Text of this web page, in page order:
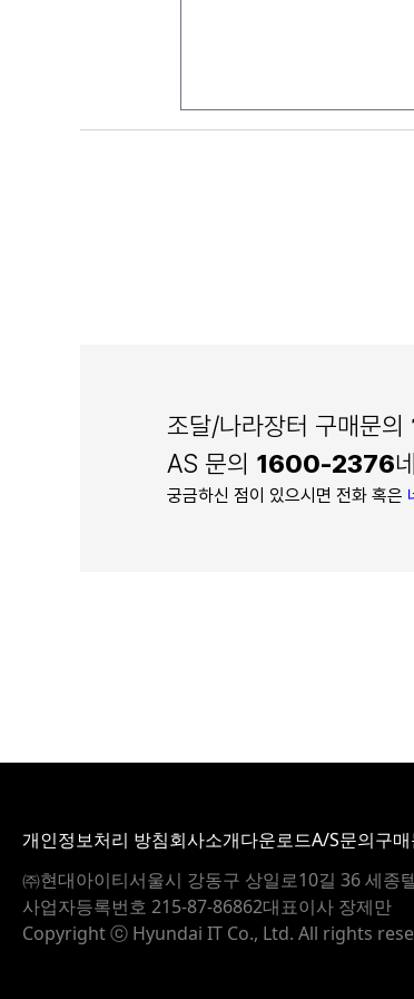
조달/나라장터 구매문의
AS 문의 1600-2376
궁금하신 점이 있으시면 전화 혹은
개인정보처리 방침회사소개다운로드A/S문의구
㈜현대아이티서울시 강동구 상일로10길 36 세종
사업자등록번호 215-87-86862대표이사 장제만
Copyright ⓒ Hyundai IT Co., Ltd. All rights